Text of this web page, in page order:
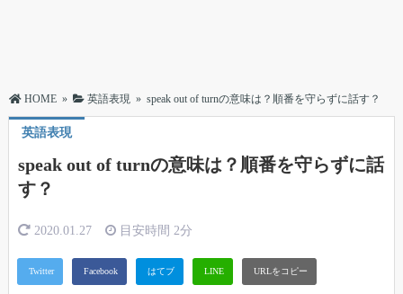
HOME » 英語表現 » speak out of turnの意味は？順番を守らずに話す？
英語表現
speak out of turnの意味は？順番を守らずに話
す？
2020.01.27 目安時間 2分